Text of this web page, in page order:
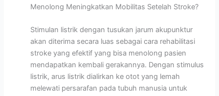
Menolong Meningkatkan Mobilitas Setelah Stroke?
Stimulan listrik dengan tusukan jarum akupunktur
akan diterima secara luas sebagai cara rehabilitasi
stroke yang efektif yang bisa menolong pasien
mendapatkan kembali gerakannya. Dengan stimulus
listrik, arus listrik dialirkan ke otot yang lemah
melewati persarafan pada tubuh manusia untuk